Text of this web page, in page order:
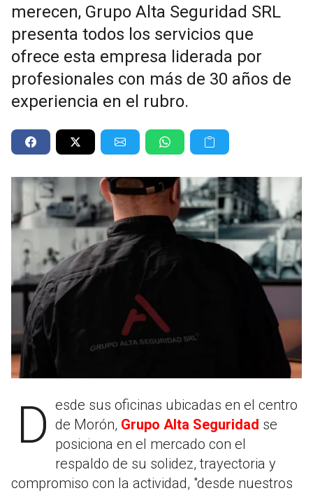
merecen, Grupo Alta Seguridad SRL
presenta todos los servicios que
ofrece esta empresa liderada por
profesionales con más de 30 años de
experiencia en el rubro.
Desde sus oficinas ubicadas en el centro de Morón, Grupo Alta Seguridad se
posiciona en el mercado con el
respaldo de su solidez, trayectoria y
compromiso con la actividad, "desde nuestros